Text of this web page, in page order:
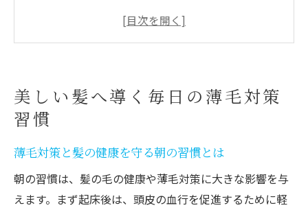
健康な髪を育てる正しいブラッシング法
健康な髪を育むための食事と栄養術
髪の毛の健康に効くおすすめ食べ物
抜け毛予防に役立つバランスの良い食事法
健康な髪を育てるためのサプリ活用術
タンパク質とビタミンの効果的な取り入れ
美しい髪へ導く毎日の薄毛対策
習慣
薄毛対策と髪の健康を守る朝の習慣とは
朝の習慣は、髪の毛の健康や薄毛対策に大きな影響を与
えます。まず起床後は、頭皮の血行を促進するために軽